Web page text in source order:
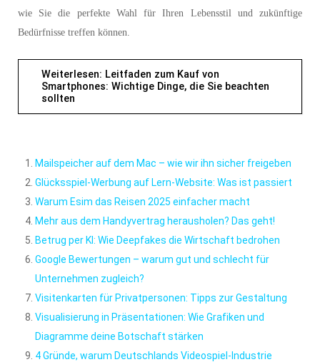
wie Sie die perfekte Wahl für Ihren Lebensstil und zukünftige
Bedürfnisse treffen können.
Weiterlesen: Leitfaden zum Kauf von
Smartphones: Wichtige Dinge, die Sie beachten
sollten
Mailspeicher auf dem Mac – wie wir ihn sicher freigeben
Glücksspiel-Werbung auf Lern-Website: Was ist passiert
Warum Esim das Reisen 2025 einfacher macht
Mehr aus dem Handyvertrag herausholen? Das geht!
Betrug per KI: Wie Deepfakes die Wirtschaft bedrohen
Google Bewertungen – warum gut und schlecht für
Unternehmen zugleich?
Visitenkarten für Privatpersonen: Tipps zur Gestaltung
Visualisierung in Präsentationen: Wie Grafiken und
Diagramme deine Botschaft stärken
4 Gründe, warum Deutschlands Videospiel-Industrie